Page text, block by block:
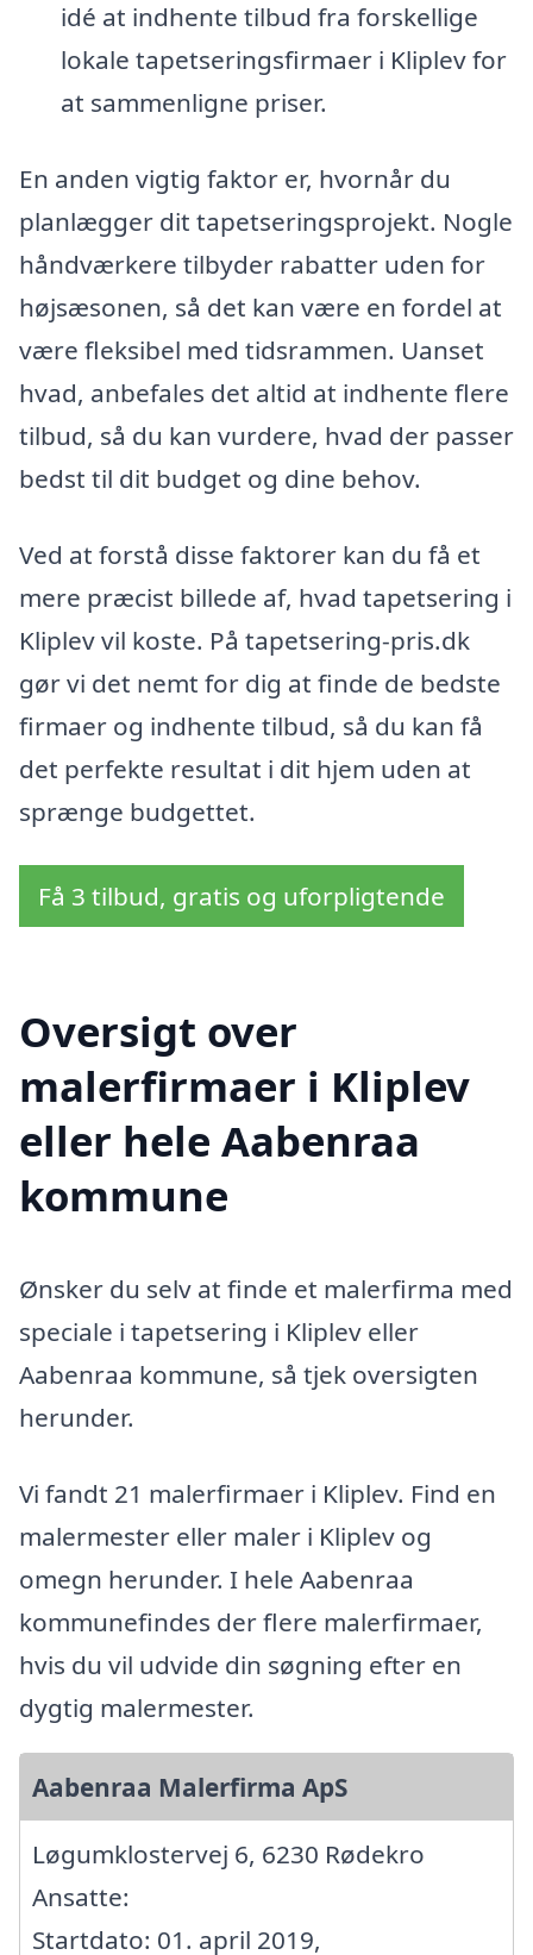
idé at indhente tilbud fra forskellige
lokale tapetseringsfirmaer i Kliplev for
at sammenligne priser.
En anden vigtig faktor er, hvornår du
planlægger dit tapetseringsprojekt. Nogle
håndværkere tilbyder rabatter uden for
højsæsonen, så det kan være en fordel at
være fleksibel med tidsrammen. Uanset
hvad, anbefales det altid at indhente flere
tilbud, så du kan vurdere, hvad der passer
bedst til dit budget og dine behov.
Ved at forstå disse faktorer kan du få et
mere præcist billede af, hvad tapetsering i
Kliplev vil koste. På tapetsering-pris.dk
gør vi det nemt for dig at finde de bedste
firmaer og indhente tilbud, så du kan få
det perfekte resultat i dit hjem uden at
sprænge budgettet.
Få 3 tilbud, gratis og uforpligtende
Oversigt over
malerfirmaer i Kliplev
eller hele Aabenraa
kommune
Ønsker du selv at finde et malerfirma med
speciale i tapetsering i Kliplev eller
Aabenraa kommune, så tjek oversigten
herunder.
Vi fandt 21 malerfirmaer i Kliplev. Find en
malermester eller maler i Kliplev og
omegn herunder. I hele Aabenraa
kommunefindes der flere malerfirmaer,
hvis du vil udvide din søgning efter en
dygtig malermester.
Aabenraa Malerfirma ApS
Løgumklostervej 6, 6230 Rødekro
Ansatte:
Startdato: 01. april 2019,